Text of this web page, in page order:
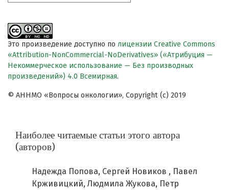
Это произведение доступно по лицензии Creative Commons
«Attribution-NonCommercial-NoDerivatives» («Атрибуция —
Некоммерческое использование — Без производных
произведений») 4.0 Всемирная.
© АННМО «Вопросы онкологии», Copyright (c) 2019
Наиболее читаемые статьи этого автора
(авторов)
Надежда Попова, Сергей Новиков , Павел
Крживицкий, Людмила Жукова, Петр